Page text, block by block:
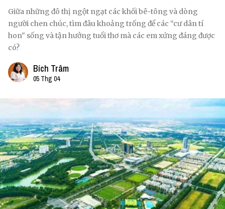
Giữa những đô thị ngột ngạt các khối bê-tông và dòng
người chen chúc, tìm đâu khoảng trống để các “cư dân tí
hon" sống và tận hưởng tuổi thơ mà các em xứng đáng được
có?
Bích Trâm
05 Thg 04